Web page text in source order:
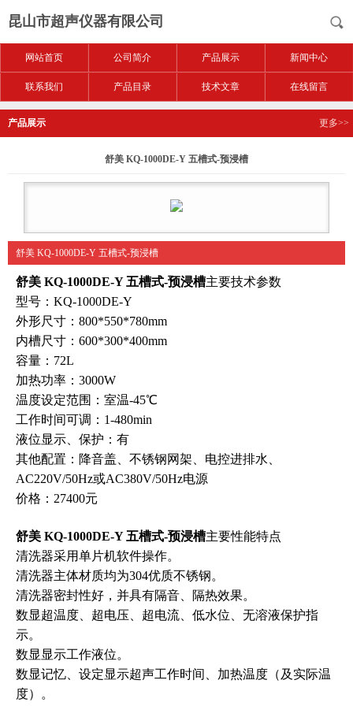
昆山市超声仪器有限公司
网站首页 公司简介 产品展示 新闻中心
联系我们 产品目录 技术文章 在线留言
产品展示 更多>>
舒美 KQ-1000DE-Y 五槽式-预浸槽
舒美 KQ-1000DE-Y 五槽式-预浸槽
舒美 KQ-1000DE-Y 五槽式-预浸槽主要技术参数
型号：KQ-1000DE-Y
外形尺寸：800*550*780mm
内槽尺寸：600*300*400mm
容量：72L
加热功率：3000W
温度设定范围：室温-45℃
工作时间可调：1-480min
液位显示、保护：有
其他配置：降音盖、不锈钢网架、电控进排水、
AC220V/50Hz或AC380V/50Hz电源
价格：27400元
舒美 KQ-1000DE-Y 五槽式-预浸槽主要性能特点
清洗器采用单片机软件操作。
清洗器主体材质均为304优质不锈钢。
清洗器密封性好，并具有隔音、隔热效果。
数显超温度、超电压、超电流、低水位、无溶液保护指
示。
数显显示工作液位。
数显记忆、设定显示超声工作时间、加热温度（及实际温
度）。